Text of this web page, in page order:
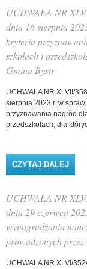
UCHWAŁA NR
dnia 16 sierpnia
kryteria
szkołach i
Gmina Bystr
UCHWAŁA NR XLVII/
sierpnia 2023 r. w
przyznawania nagród
przedszkolach, dla
CZYTAJ DALEJ
UCHWAŁA NR
dnia 29 czerwca
wynagradzania
prowadzonych
UCHWAŁA NR XLVI/